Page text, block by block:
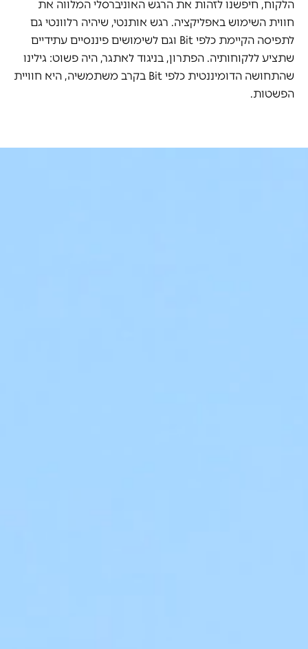
הלקוח, חיפשנו לזהות את הרגש האוניברסלי המלווה את
חווית השימוש באפליקציה. רגש אותנטי, שיהיה רלוונטי גם
לתפיסה הקיימת כלפי Bit וגם לשימושים פיננסיים עתידיים
שתציע ללקוחותיה. הפתרון, בניגוד לאתגר, היה פשוט: גילינו
שהתחושה הדומיננטית כלפי Bit בקרב משתמשיה, היא חוויית
הפשטות.